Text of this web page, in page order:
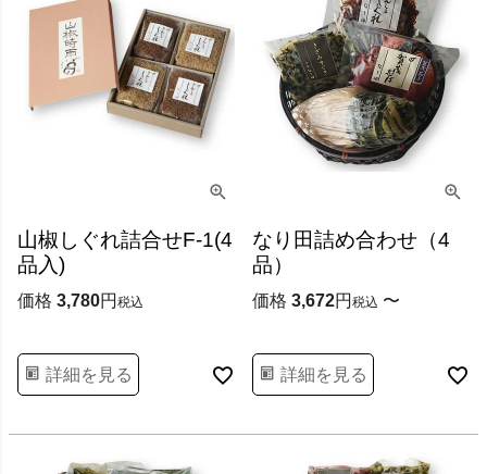
山椒しぐれ詰合せF-1(4
品入)
価格 3,780 税込
詳細を見る
なり田詰め合わせ（4
品）
価格 3,672 税込 〜
詳細を見る